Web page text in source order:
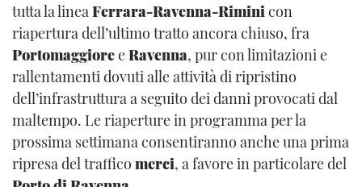
tutta la lineaFerrara-Ravenna-Riminicon
riapertura dell’ultimo tratto ancora chiuso, fra
PortomaggioreeRavenna, pur con limitazioni e
rallentamenti dovuti alle attività di ripristino
dell’infrastruttura a seguito dei danni provocati dal
maltempo. Le riaperture in programma per la
prossima settimana consentiranno anche una prima
ripresa del traffico merci, a favore in particolare del